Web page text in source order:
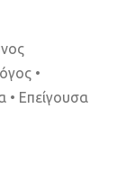
•
• Επείγουσα